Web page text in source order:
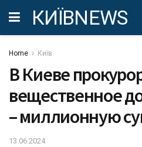
КИЇВNEWS
Home Київ
В Киеве
вещественное
– миллионную
13.06.2024